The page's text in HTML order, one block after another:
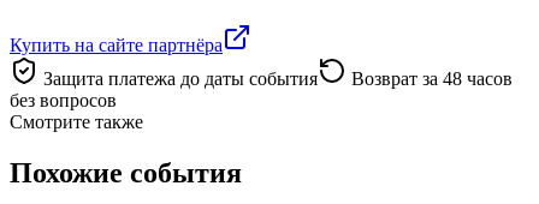
Купить на сайте партнёра
Защита платежа до даты события
Возврат за 48 часов
без вопросов
Смотрите также
Похожие события